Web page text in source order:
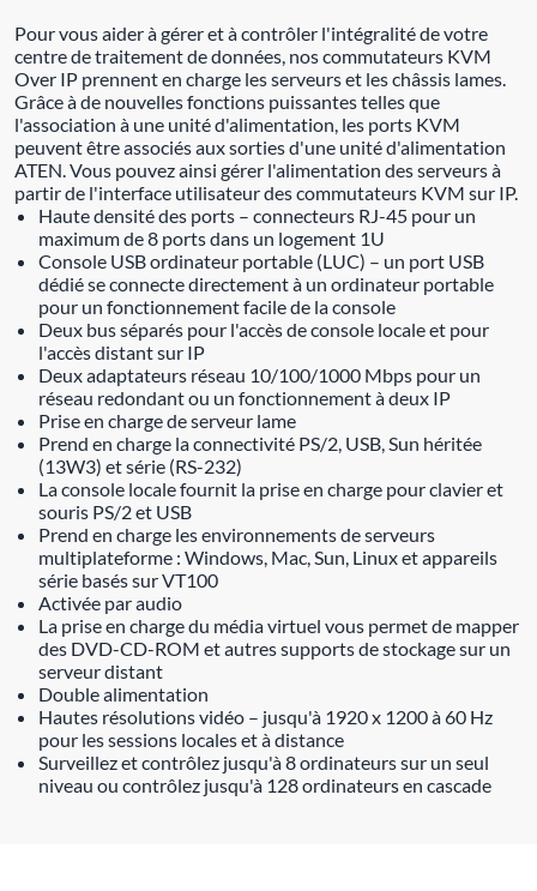
Pour vous aider à gérer et à contrôler l'intégralité de votre
centre de traitement de données, nos commutateurs KVM
Over IP prennent en charge les serveurs et les châssis lames.
Grâce à de nouvelles fonctions puissantes telles que
l'association à une unité d'alimentation, les ports KVM
peuvent être associés aux sorties d'une unité d'alimentation
ATEN. Vous pouvez ainsi gérer l'alimentation des serveurs à
partir de l'interface utilisateur des commutateurs KVM sur IP.
Haute densité des ports – connecteurs RJ-45 pour un
maximum de 8 ports dans un logement 1U
Console USB ordinateur portable (LUC) – un port USB
dédié se connecte directement à un ordinateur portable
pour un fonctionnement facile de la console
Deux bus séparés pour l'accès de console locale et pour
l'accès distant sur IP
Deux adaptateurs réseau 10/100/1000 Mbps pour un
réseau redondant ou un fonctionnement à deux IP
Prise en charge de serveur lame
Prend en charge la connectivité PS/2, USB, Sun héritée
(13W3) et série (RS-232)
La console locale fournit la prise en charge pour clavier et
souris PS/2 et USB
Prend en charge les environnements de serveurs
multiplateforme : Windows, Mac, Sun, Linux et appareils
série basés sur VT100
Activée par audio
La prise en charge du média virtuel vous permet de mapper
des DVD-CD-ROM et autres supports de stockage sur un
serveur distant
Double alimentation
Hautes résolutions vidéo – jusqu'à 1920 x 1200 à 60 Hz
pour les sessions locales et à distance
Surveillez et contrôlez jusqu'à 8 ordinateurs sur un seul
niveau ou contrôlez jusqu'à 128 ordinateurs en cascade